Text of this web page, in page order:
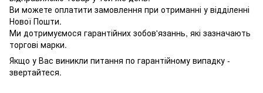
Ви можете оплатити замовлення при отриманні у відділенні
Нової Пошти.
Ми дотримуємося гарантійних зобов'язаннь, які зазначають
торгові марки.
Якщо у Вас виникли питання по гарантійному випадку -
звертайтеся.